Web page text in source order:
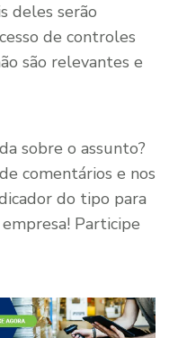
deles serão
de controles
são relevantes e
sobre o assunto?
comentários e nos
do tipo para
Participe